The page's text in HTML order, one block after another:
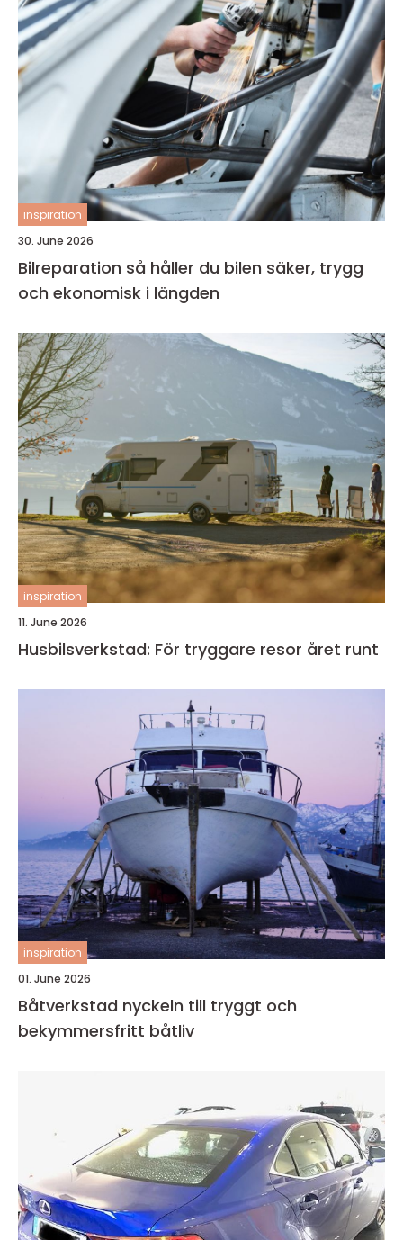
inspiration
30. June 2026
Bilreparation så håller du bilen säker, trygg
och ekonomisk i längden
inspiration
11. June 2026
Husbilsverkstad: För tryggare resor året runt
inspiration
01. June 2026
Båtverkstad nyckeln till tryggt och
bekymmersfritt båtliv